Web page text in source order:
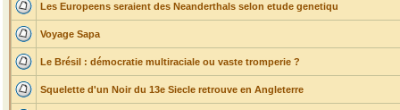
Les Europeens seraient des Neanderthals selon etude genetiqu
Voyage Sapa
Le Brésil : démocratie multiraciale ou vaste tromperie ?
Squelette d'un Noir du 13e Siecle retrouve en Angleterre